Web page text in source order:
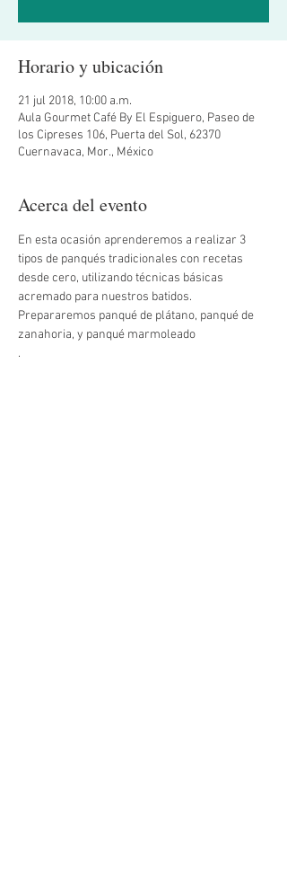
Horario y ubicación
21 jul 2018, 10:00 a.m.
Aula Gourmet Café By El Espiguero, Paseo de
los Cipreses 106, Puerta del Sol, 62370
Cuernavaca, Mor., México
Acerca del evento
En esta ocasión aprenderemos a realizar 3
tipos de panqués tradicionales con recetas
desde cero, utilizando técnicas básicas
Prepararemos panqué de plátano, panqué de
zanahoria, y panqué marmoleado
.